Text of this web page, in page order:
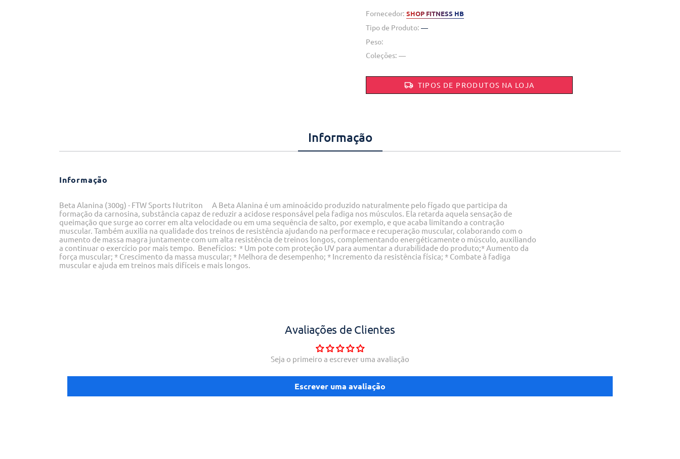
Fornecedor: SHOP FITNESS HB
Tipo de Produto: —
Peso:
Coleções: —
TIPOS DE PRODUTOS NA LOJA
Informação
Informação
Beta Alanina (300g) - FTW Sports Nutriton A Beta Alanina é um aminoácido produzido naturalmente pelo fígado que participa da
formação da carnosina, substância capaz de reduzir a acidose responsável pela fadiga nos músculos. Ela retarda aquela sensação de
queimação que surge ao correr em alta velocidade ou em uma sequência de salto, por exemplo, e que acaba limitando a contração
muscular. Também auxilia na qualidade dos treinos de resistência ajudando na performace e recuperação muscular, colaborando com o
aumento de massa magra juntamente com um alta resistência de treinos longos, complementando energéticamente o músculo, auxiliando
a continuar o exercício por mais tempo. Benefícios: * Um pote com proteção UV para aumentar a durabilidade do produto;* Aumento da
força muscular; * Crescimento da massa muscular; * Melhora de desempenho; * Incremento da resistência física; * Combate à fadiga
muscular e ajuda em treinos mais difíceis e mais longos.
Avaliações de Clientes
Seja o primeiro a escrever uma avaliação
Escrever uma avaliação